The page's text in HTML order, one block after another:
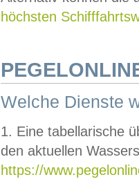
höchsten
Welche Dienste
1. Eine tabellarische
den aktuellen
https://